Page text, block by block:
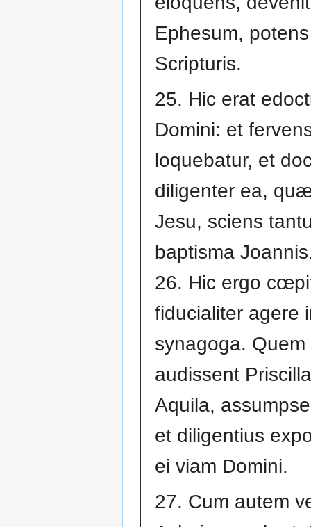
Ephesum,
Scripturis.
25. Hic erat
Domini: et
loquebatur, et
diligenter ea,
Jesu, sciens
baptisma
26. Hic ergo
fiducialiter agere
synagoga. Quem
audissent
Aquila,
et diligentius
ei viam Domini.
27. Cum autem